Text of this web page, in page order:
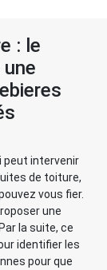
: le
peut intervenir
de toiture,
vous fier.
une
la suite, ce
identifier les
pour que